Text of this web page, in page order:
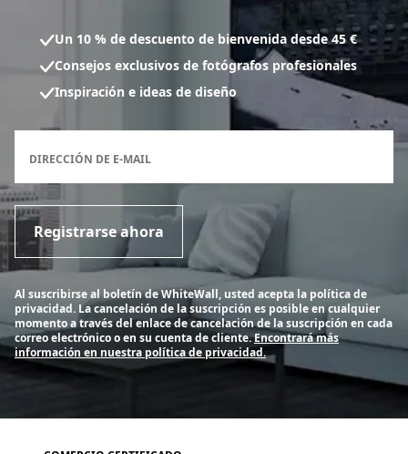
Un 10 % de descuento de bienvenida desde 45 €
Consejos exclusivos de fotógrafos profesionales
Inspiración e ideas de diseño
DIRECCIÓN DE E-MAIL
Registrarse ahora
Al suscribirse al boletín de WhiteWall, usted acepta la política de
privacidad. La cancelación de la suscripción es posible en cualquier
momento a través del enlace de cancelación de la suscripción en cada
correo electrónico o en su cuenta de cliente.Encontrará más
información en nuestra política de privacidad.